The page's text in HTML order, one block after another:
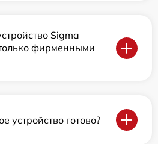
Sigma
фирменными
устройство готово?